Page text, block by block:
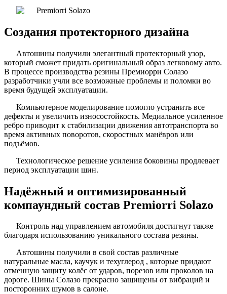
Создания протекторного дизайна
Автошины получили элегантный протекторный узор,
который сможет придать оригинальный образ легковому авто.
В процессе производства резины Премиорри Солазо
разработчики учли все возможные проблемы и поломки во
время будущей эксплуатации.
Компьютерное моделирование помогло устранить все
дефекты и увеличить износостойкость. Медиальное усиленное
ребро приводит к стабилизации движения автотранспорта во
время активных поворотов, скоростных манёвров или
подъёмов.
Технологическое решение усиления боковины продлевает
период эксплуатации шин.
Надёжный и оптимизированный
компаундный состав Premiorri Solazo
Контроль над управлением автомобиля достигнут также
благодаря использованию уникального состава резины.
Автошины получили в свой состав различные
натуральные масла, каучук и техуглерод , которые придают
отменную защиту колёс от ударов, порезов или проколов на
дороге. Шины Солазо прекрасно защищены от вибраций и
посторонних шумов в салоне.